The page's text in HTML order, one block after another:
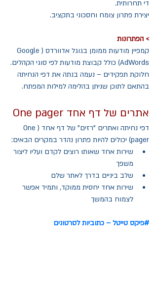
די תחרותית.
יצירת פתרון צומח וחסכוני בתקציב.
> הפתרונות
קמפיין מודעות ממומן בגוגל אדוורדס (Google
AdWords) כולל קבוצת מודעות לפי סוגי הקהלים.
חלוקת תפקידים – נעמה בנתה את דפי הנחיתה
בהתאם לתוכן שניתן בהלימה למילות המפתח.
אתרים של דף אחד One pager
דפי נחיתה ואתרים "רזים" של דף אחד (One
pager) יכולים להיות פתרון נהדר במקרים הבאים:
שירות אחד שאותו רוצים לקדם ועליו ליצור
משפך
שלב ביניים בדרך לאתר שלם
שירות אחד יחסית ממוקד, ותמיד אפשר
לצמוח בהמשך
#פיקס טייטל – כתוביות לסרטונים